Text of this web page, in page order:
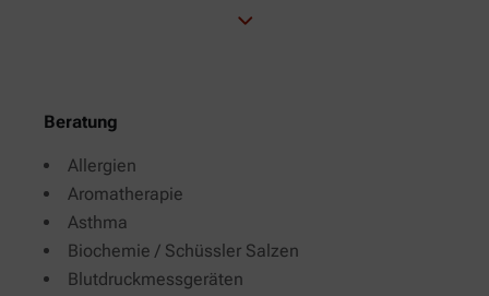
Beratung
Allergien
Aromatherapie
Asthma
Biochemie / Schüssler Salzen
Blutdruckmessgeräten